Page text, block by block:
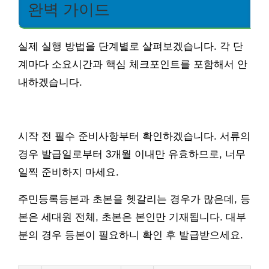
완벽 가이드
실제 실행 방법을 단계별로 살펴보겠습니다. 각 단
계마다 소요시간과 핵심 체크포인트를 포함해서 안
내하겠습니다.
시작 전 필수 준비사항부터 확인하겠습니다. 서류의
경우 발급일로부터 3개월 이내만 유효하므로, 너무
일찍 준비하지 마세요.
주민등록등본과 초본을 헷갈리는 경우가 많은데, 등
본은 세대원 전체, 초본은 본인만 기재됩니다. 대부
분의 경우 등본이 필요하니 확인 후 발급받으세요.